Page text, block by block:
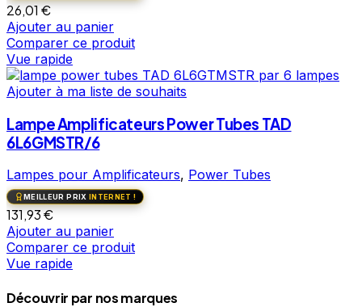
26,01€
Ajouter au panier
Comparer ce produit
Vue rapide
Ajouter à ma liste de souhaits
Lampe Amplificateurs Power Tubes TAD
6L6GMSTR/6
Lampes pour Amplificateurs, Power Tubes
MEILLEUR PRIX INTERNET !
131,93€
Ajouter au panier
Comparer ce produit
Vue rapide
Découvrir par nos marques